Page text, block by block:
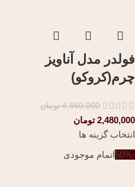
فولدر مدل آناویز
چرم(کروکو)
4,960,000 تومان
2,480,000 تومان
انتخاب گزینه ها
-50%
اتمام موجودی